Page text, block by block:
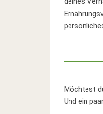
Möchtest
Und ein